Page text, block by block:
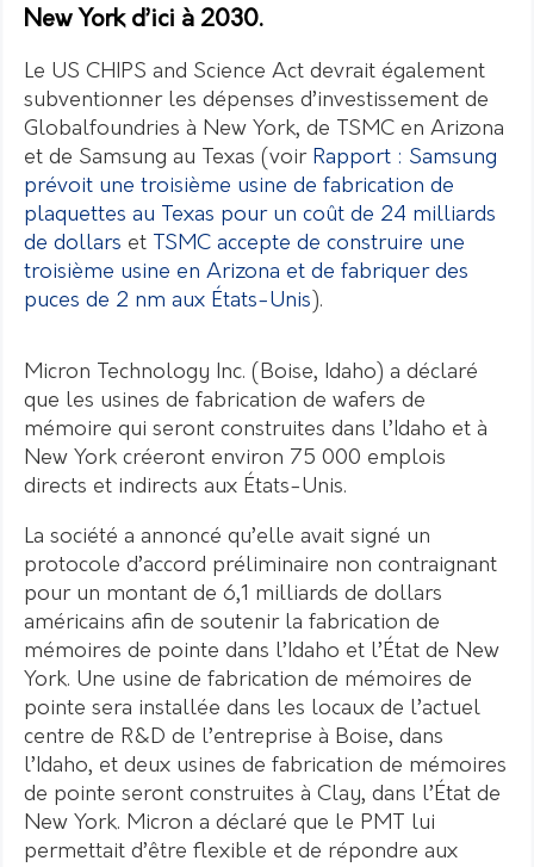
New York d’ici à 2030.
Le US CHIPS and Science Act devrait également
subventionner les dépenses d’investissement de
Globalfoundries à New York, de TSMC en Arizona
et de Samsung au Texas (voir Rapport : Samsung
prévoit une troisième usine de fabrication de
plaquettes au Texas pour un coût de 24 milliards
de dollars et
TSMC accepte de construire une
troisième usine en Arizona et de fabriquer des
puces de 2 nm aux États-Unis ).
Micron Technology Inc. (Boise, Idaho) a déclaré
que les usines de fabrication de wafers de
mémoire qui seront construites dans l’Idaho et à
New York créeront environ 75 000 emplois
directs et indirects aux États-Unis.
La société a annoncé qu’elle avait signé un
protocole d’accord préliminaire non contraignant
pour un montant de 6,1 milliards de dollars
américains afin de soutenir la fabrication de
mémoires de pointe dans l’Idaho et l’État de New
York. Une usine de fabrication de mémoires de
pointe sera installée dans les locaux de l’actuel
centre de R&D de l’entreprise à Boise, dans
l’Idaho, et deux usines de fabrication de mémoires
de pointe seront construites à Clay, dans l’État de
New York. Micron a déclaré que le PMT lui
permettait d’être flexible et de répondre aux